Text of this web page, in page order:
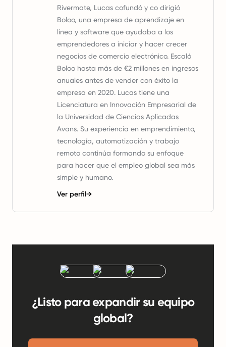
Rivermate, Lucas cofundó y co dirigió
Boloo, una empresa de aprendizaje en
línea y software que ayudaba a los
emprendedores a iniciar y hacer crecer
negocios de comercio electrónico. Escaló
Boloo hasta más de €2 millones en ingresos
anuales antes de vender con éxito la
empresa en 2020. Lucas tiene una
Licenciatura en Innovación Empresarial de
la Universidad de Ciencias Aplicadas
Avans. Su experiencia en emprendimiento,
tecnología, automatización y trabajo
remoto continúa formando su enfoque
para hacer que el empleo global sea más
simple y humano.
Ver perfil→
¿Listo para expandir su equipo
global?